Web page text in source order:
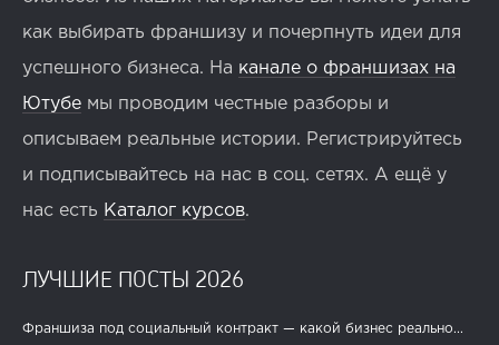
как выбирать франшизу и почерпнуть идеи для
успешного бизнеса. На канале о франшизах на
Ютубе мы проводим честные разборы и
описываем реальные истории. Регистрируйтесь
и подписывайтесь на нас в соц. сетях. А ещё у
нас есть Каталог курсов.
ЛУЧШИЕ ПОСТЫ 2026
Франшиза под социальный контракт — какой бизнес реально...